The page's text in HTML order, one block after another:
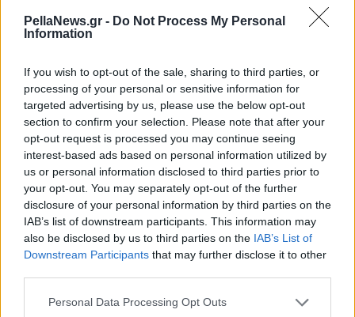
PellaNews.gr - Do Not Process My Personal
Information
If you wish to opt-out of the sale, sharing to third parties, or
processing of your personal or sensitive information for
targeted advertising by us, please use the below opt-out
section to confirm your selection. Please note that after your
opt-out request is processed you may continue seeing
interest-based ads based on personal information utilized by
us or personal information disclosed to third parties prior to
your opt-out. You may separately opt-out of the further
disclosure of your personal information by third parties on the
IAB’s list of downstream participants. This information may
also be disclosed by us to third parties on the IAB’s List of
Downstream Participants that may further disclose it to other
Personal Data Processing Opt Outs
τόπους πιο πυκνές από τις απογευματινές ώρες.
νοτιοδυτικοί 3 με 5 μποφόρ.
Θερμοκρασία: Από 14 έως 25 με 26 και τοπικά στα
νότια έως 28 βαθμούς Κελσίου.
ΑΤΤΙΚΗ
Καιρός: Σχεδόν αίθριος με λίγες αραιές νεφώσεις.
Ανεμοι: Από δυτικές διευθύνσεις 3 με 5 και από το
απόγευμα πρόσκαιρα έως 6 μποφόρ.
Θερμοκρασία: Από 14 έως 29 και τοπικά έως 30